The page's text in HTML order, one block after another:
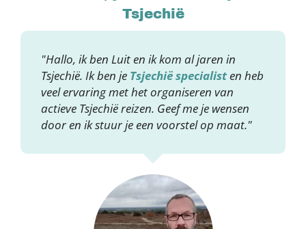
Tsjechië
"Hallo, ik ben Luit en ik kom al jaren in
Tsjechië. Ik ben je Tsjechië specialisten heb
veel ervaring met het organiseren van
actieve Tsjechië reizen. Geef me je wensen
door en ik stuur je een voorstel op maat."